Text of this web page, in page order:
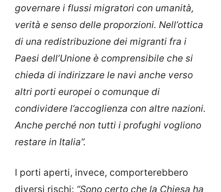
governare i flussi migratori con umanità,
verità e senso delle proporzioni. Nell’ottica
di una redistribuzione dei migranti fra i
Paesi dell’Unione è comprensibile che si
chieda di indirizzare le navi anche verso
altri porti europei o comunque di
condividere l’accoglienza con altre nazioni.
Anche perché non tutti i profughi vogliono
restare in Italia”.
I porti aperti, invece, comporterebbero
diversi rischi: “Sono certo che la Chiesa ha